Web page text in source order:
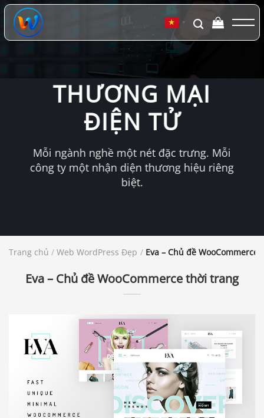
Chuyển
đến
dung
▼
THƯƠNG MẠI
ĐIỆN TỬ
Mỗi ngành nghề một nét đặc trưng. Mỗi
công ty một nhận diện thương hiệu riêng
biệt.
Trang chủ / Web WordPress Đẹp / Eva – Chủ đề WooCommerce
Eva – Chủ đề WooCommerce thời trang